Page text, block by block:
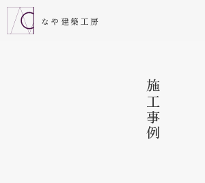
なや建築工房
施工事例